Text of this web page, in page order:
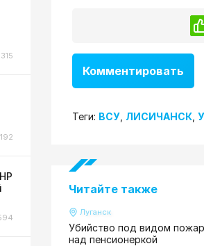
315
192
Комментировать
Теги: ВСУ ЛИСИЧАНСК
Читайте также
Луганск
Убийство под видом
над пенсионеркой